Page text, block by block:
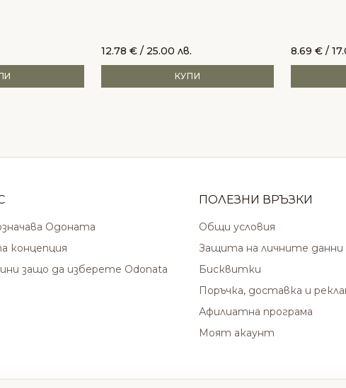
12.78€ / 25.00 лв.
КУПИ
8.69 €/
Одоната
концепция
защо да изберете Odonata
ПОЛЕЗНИ ВРЪЗКИ
Общи условия
Защита на личните данни
Бисквитки
Поръчка, доставка и
Афилиатна програма
Моят акаунт